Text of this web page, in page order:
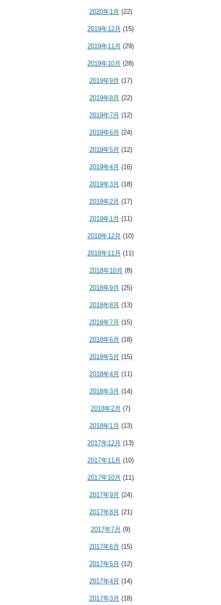
2020年1月 (22)
2019年12月 (15)
2019年11月 (29)
2019年10月 (28)
2019年9月 (17)
2019年8月 (22)
2019年7月 (12)
2019年6月 (24)
2019年5月 (12)
2019年4月 (16)
2019年3月 (18)
2019年2月 (17)
2019年1月 (11)
2018年12月 (10)
2018年11月 (11)
2018年10月 (8)
2018年9月 (25)
2018年8月 (13)
2018年7月 (15)
2018年6月 (18)
2018年5月 (15)
2018年4月 (11)
2018年3月 (14)
2018年2月 (7)
2018年1月 (13)
2017年12月 (13)
2017年11月 (10)
2017年10月 (11)
2017年9月 (24)
2017年8月 (21)
2017年7月 (9)
2017年6月 (15)
2017年5月 (12)
2017年4月 (14)
2017年3月 (18)